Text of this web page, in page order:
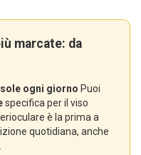
marcate: da
ogni giorno Puoi
specifica per il viso
è la prima a
quotidiana, anche